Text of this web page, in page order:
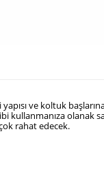
ve koltuk başlarına
olanak
rahat edecek.